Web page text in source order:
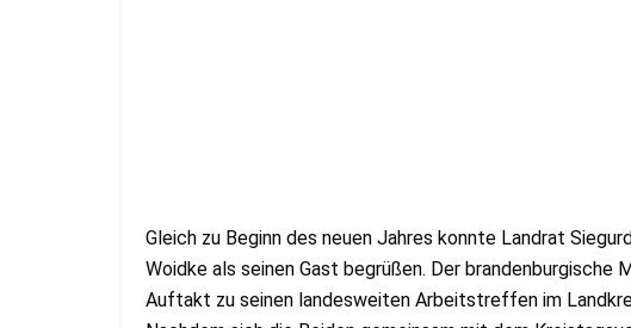
Gleich zu Beginn des neuen Jahres konnte Landrat
Woidke als seinen Gast begrüßen. Der brandenburgische
Auftakt zu seinen landesweiten Arbeitstreffen im